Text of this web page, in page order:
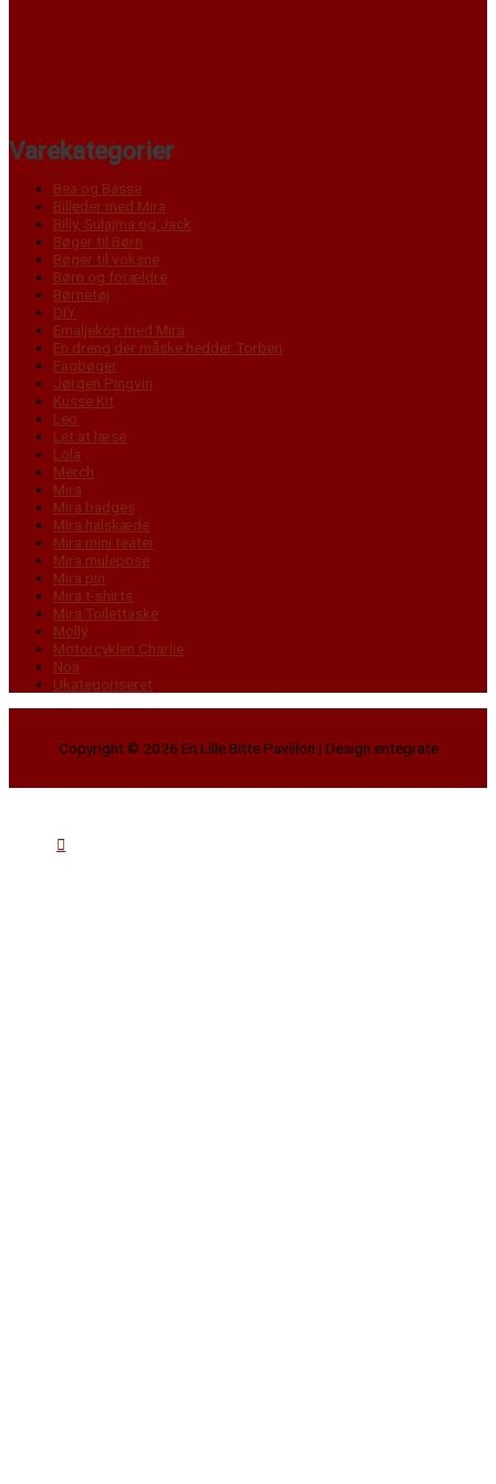
Varekategorier
Bea og Basse
Billeder med Mira
Billy, Sulajma og Jack
Bøger til Børn
Bøger til voksne
Børn og forældre
Børnetøj
DIY
Emaljekop med Mira
En dreng der måske hedder Torben
Fagbøger
Jørgen Pingvin
Kusse Kit
Leo
Let at læse
Lola
Merch
Mira
Mira badges
Mira halskæde
Mira mini teater
Mira mulepose
Mira pin
Mira t-shirts
Mira Toilettaske
Molly
Motorcyklen Charlie
Noa
Ukategoriseret
Copyright © 2026 En Lille Bitte Pavillon | Design entegrate